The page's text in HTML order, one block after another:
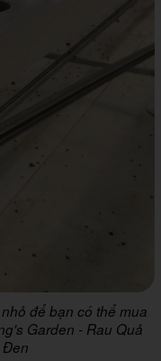
để bạn có thể mua
Garden - Rau Quả
Đen